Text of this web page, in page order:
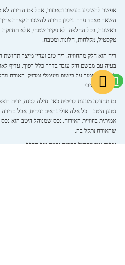
אפשר להשקיע בעיצוב ובאבזור, אבל אם הדירה לא
השאר מאבד ערך. ניקיון בדירה להשכרה קצרה
ראשונה, בכל החלפה. לא ניקיון שטחי, אלא תחזוקה
טקסטיל, מקלחות, חלונות ומטבח.
ריח הוא חלק מהחוויה. ריח טוב ועדין מייצר תחושת
בעיה עם מבשם חזק עובד בדרך כלל הפוך. עדיף
לעומק ולשמור על בישום מינימלי ומדויק. האורח
בושם אגרסיבי.
גם תחזוקה מונעת קריטית כאן. נזילה קטנה, ידית
נטען היטב – כל אלה אולי נראים זניחים, אבל
אמיתית בחוויית האירוח. נכס שמנוהל היטב הוא
שהאורח נתקל בה.
צילום טוב מתחיל בהכנה נכונה של החלל